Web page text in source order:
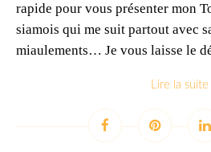
rapide pour vous présenter mon
siamois qui me suit partout avec
miaulements… Je vous laisse le
Lire la suite